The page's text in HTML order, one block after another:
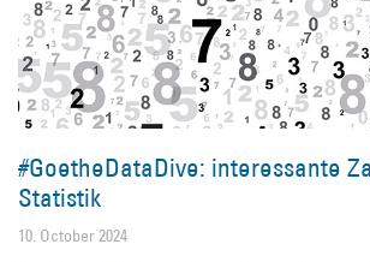
#GoetheDataDive: interessante
Statistik
10. October 2024